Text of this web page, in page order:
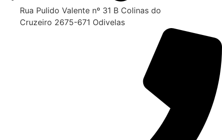
Rua Pulido Valente nº 31 B Colinas do
Cruzeiro 2675-671 Odivelas